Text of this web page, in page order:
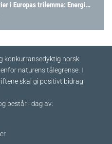
Arendalsuka:Batterier i Europas trilemma: Energisikkerhet, konkurransekraft og bærekraft (Battery Norway-arrangement)
konkurransedyktig norsk
naturens tålegrense. I
skal gi positivt bidrag
består i dag av: